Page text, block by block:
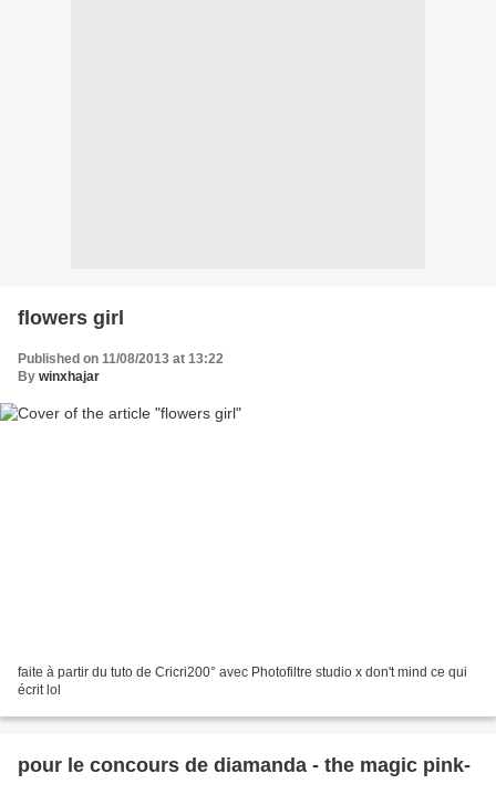
flowers girl
Published on 11/08/2013 at 13:22
By winxhajar
faite à partir du tuto de Cricri200° avec Photofiltre studio x don't mind ce qui
écrit lol
pour le concours de diamanda - the magic pink-